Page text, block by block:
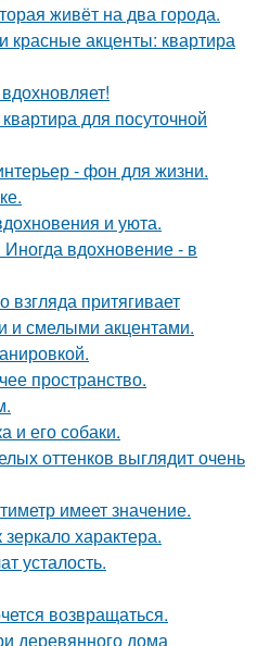
живёт на два города.
красные акценты: квартира
для посуточной
- фон для жизни.
и уюта.
вдохновение - в
взгляда притягивает
и смелыми акцентами.
пространство.
и его собаки.
оттенков выглядит очень
имеет значение.
характера.
усталость.
возвращаться.
деревянного дома